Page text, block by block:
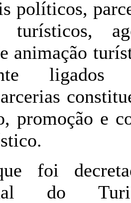
políticos,
turísticos,
animação
promoção e
foi
do